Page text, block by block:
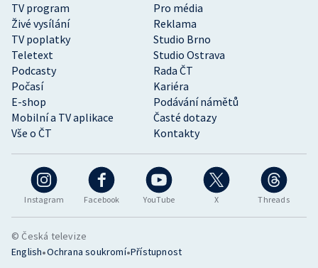
Instagram Facebook YouTube X Threads
TV program
Pro média
Živé vysílání
Reklama
TV poplatky
Studio Brno
Teletext
Studio Ostrava
Podcasty
Rada ČT
Počasí
Kariéra
E-shop
Podávání námětů
Mobilní a TV aplikace
Časté dotazy
Vše o ČT
Kontakty
© Česká televize
English•Ochrana soukromí•Přístupnost